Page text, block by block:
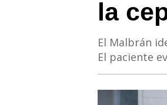
la
El Malbrán
El paciente